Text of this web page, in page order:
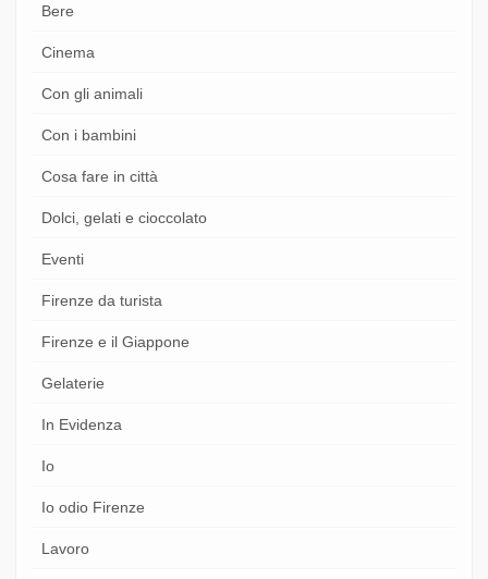
Bere
Cinema
Con gli animali
Con i bambini
Cosa fare in città
Dolci, gelati e cioccolato
Eventi
Firenze da turista
Firenze e il Giappone
Gelaterie
In Evidenza
Io
Io odio Firenze
Lavoro